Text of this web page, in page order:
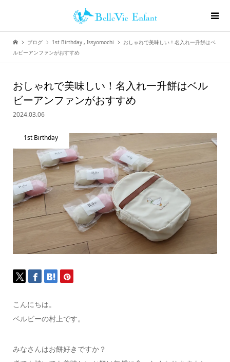
ブログ 1st Birthday , Issyomochi
おしゃれで美味しい！名入れ一升餅はベ
ルビーアンファンがおすすめ
おしゃれで美味しい！名入れ一升餅はベル
ビーアンファンがおすすめ
2024.03.06
1st Birthday
こんにちは。
ベルビーの村上です。
みなさんはお餅好きですか？